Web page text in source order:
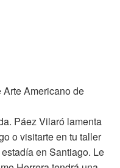
Americano de
Páez Vilaró lamenta
o visitarte en tu taller
en Santiago. Le